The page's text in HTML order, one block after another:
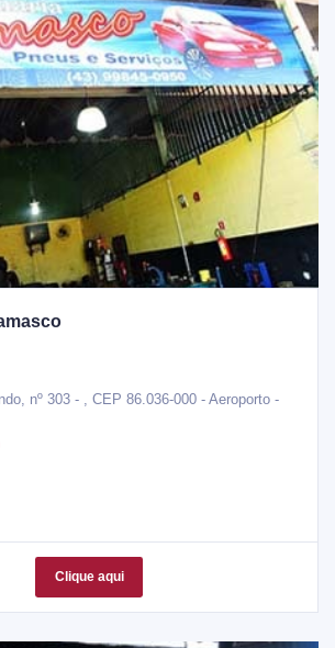
nº 303 - , CEP 86.036-000 - Aeroporto -
Clique aqui